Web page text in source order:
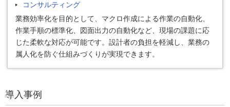
コンサルティング
業務効率化を目的として、マクロ作成による作業の自動化、
作業手順の標準化、図面出力の自動化など、現場の課題に応
じた柔軟な対応が可能です。設計者の負担を軽減し、業務の
属人化を防ぐ仕組みづくりが実現できます。
導入事例